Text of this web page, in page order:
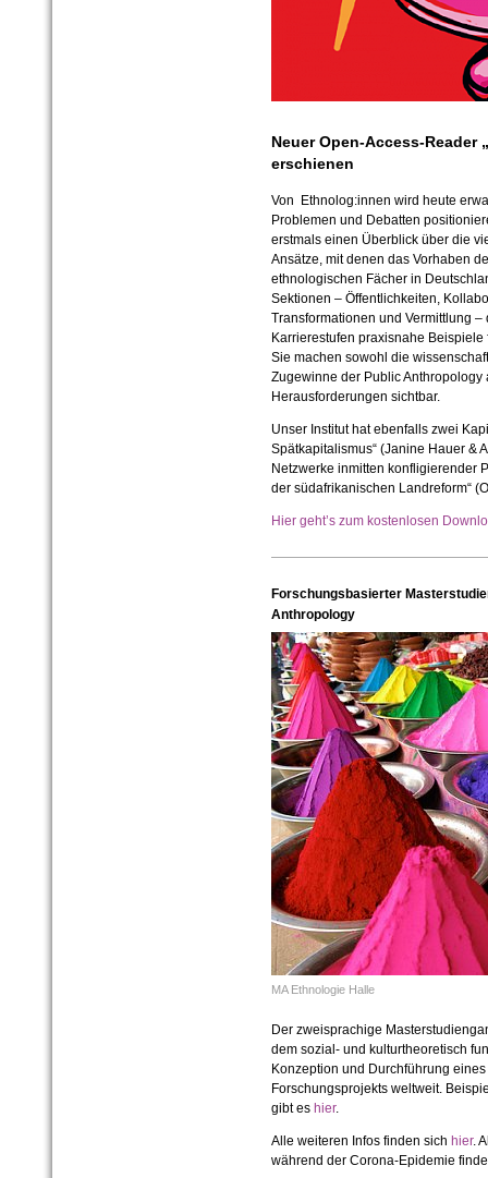
Neuer Open-Access-Reader
erschienen
Von Ethnolog:innen wird heute
Problemen und Debatten
erstmals einen Überblick über die
Ansätze, mit denen das Vorhaben
ethnologischen Fächer in
Sektionen – Öffentlichkeiten,
Transformationen und Vermittlung
Karrierestufen praxisnahe
Sie machen sowohl die
Zugewinne der Public
Herausforderungen sichtbar.
Unser Institut hat ebenfalls zwei
Spätkapitalismus“ (Janine Hauer &
Netzwerke inmitten konfligierender
der südafrikanischen Landreform“
Hier geht’s zum kostenlosen
Forschungsbasierter
Anthropology
MA Ethnologie Halle
Der zweisprachige
dem sozial- und kulturtheoretisch
Konzeption und Durchführung
Forschungsprojekts weltweit.
gibt es hier.
Alle weiteren Infos finden sich hier.
während der Corona-Epidemie